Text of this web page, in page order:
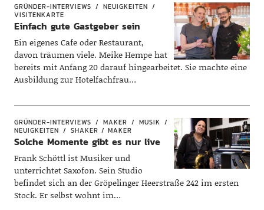
GRÜNDER-INTERVIEWS
NEUIGKEITEN
VISITENKARTE
Einfach gute Gastgeber sein
Ein eigenes Cafe oder Restaurant,
davon träumen viele. Meike Hempe hat
bereits mit Anfang 20 darauf hingearbeitet. Sie machte eine
Ausbildung zur Hotelfachfrau…
GRÜNDER-INTERVIEWS MAKER
MUSIK
NEUIGKEITEN
SHAKER / MAKER
Solche Momente gibt es nur live
Frank Schöttl ist Musiker und
unterrichtet Saxofon. Sein Studio
befindet sich an der Gröpelinger Heerstraße 242 im ersten
Stock. Er selbst wohnt im…